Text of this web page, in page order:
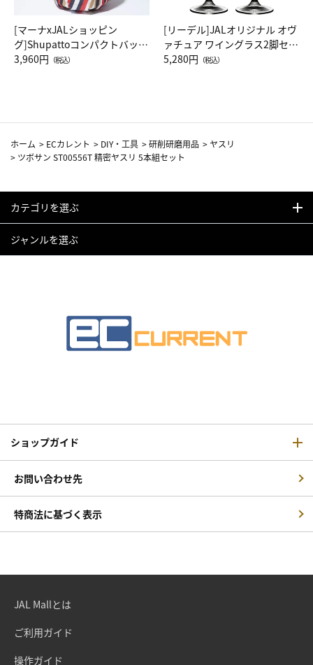
[マーナxJALショッピン
グ]Shupattoコンパクトバッグ
Drop JAL客室乗務員（LC）ス
3,960円 （税込）
[リーデル]JALオリジナル オヴ
ァチュア ワイングラス2脚セッ
ト（レッドワイン）
5,280円 （税込）
ホーム > ECカレント > DIY・工具 >研削研磨用品 >ヤスリ
> ツボサン ST00556T 精密ヤスリ 5本組セット
カテゴリを選ぶ
ジャンルを選ぶ
ショップガイド
お問い合わせ先
特商法に基づく表示
JAL Mallとは
ご利用ガイド
操作ガイド